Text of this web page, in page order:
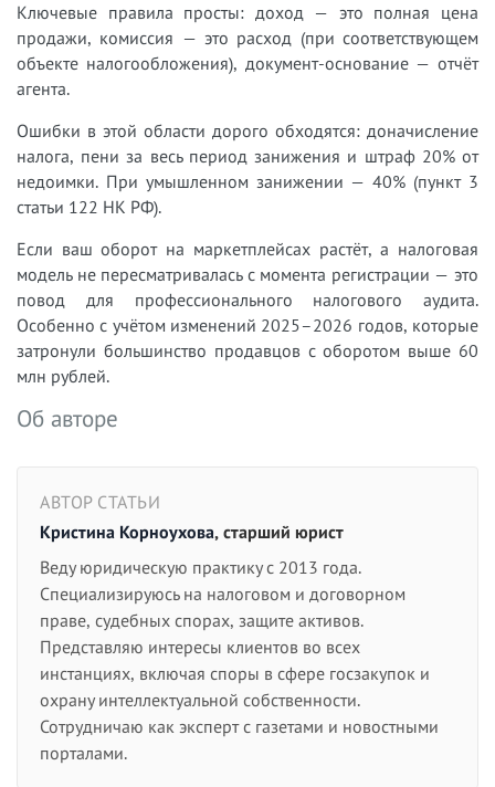
Ключевые правила просты: доход — это полная цена
продажи, комиссия — это расход (при соответствующем
объекте налогообложения), документ-основание — отчёт
агента.
Ошибки в этой области дорого обходятся: доначисление
налога, пени за весь период занижения и штраф 20% от
недоимки. При умышленном занижении — 40% (пункт 3
статьи 122 НК РФ).
Если ваш оборот на маркетплейсах растёт, а налоговая
модель не пересматривалась с момента регистрации — это
повод для профессионального налогового аудита.
Особенно с учётом изменений 2025–2026 годов, которые
затронули большинство продавцов с оборотом выше 60
млн рублей.
Об авторе
АВТОР СТАТЬИ
Кристина Корноухова, старший юрист
Веду юридическую практику с 2013 года.
Специализируюсь на налоговом и договорном
праве, судебных спорах, защите активов.
Представляю интересы клиентов во всех
инстанциях, включая споры в сфере госзакупок и
охрану интеллектуальной собственности.
Сотрудничаю как эксперт с газетами и новостными
порталами.